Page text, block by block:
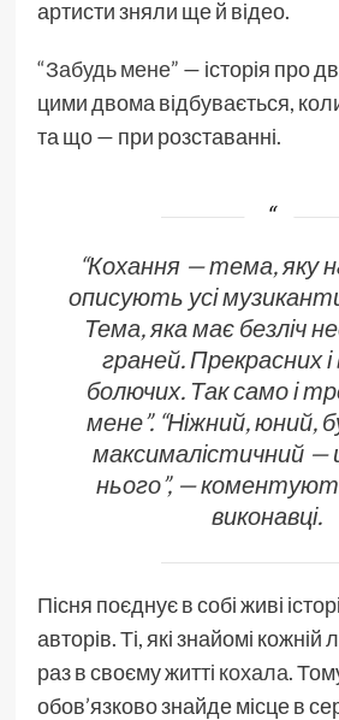
артисти зняли ще й відео.
“Забудь мене” — історія про
цими двома відбувається,
та що — при розставанні.
“Кохання — тема, яку
описують усі
Тема, яка має безліч
граней. Прекрасних і
болючих. Так само і
мене”. “Ніжний, юний,
максималістичний —
нього”, —
виконавці.
Пісня поєднує в собі живі
авторів. Ті, які знайомі кожній
раз в своєму житті кохала.
обов’язково знайде місце в